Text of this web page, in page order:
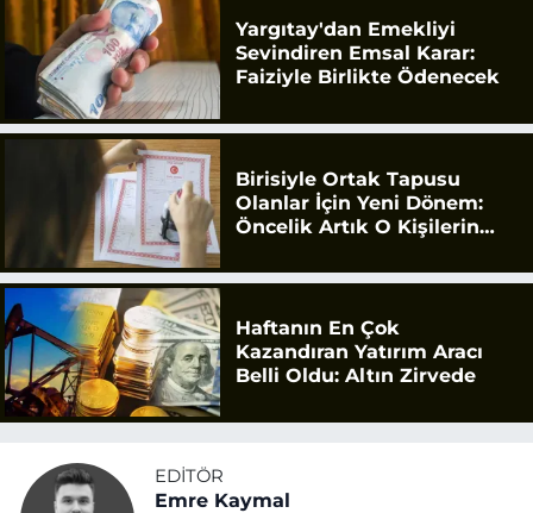
Yargıtay'dan Emekliyi
Sevindiren Emsal Karar:
Faiziyle Birlikte Ödenecek
Birisiyle Ortak Tapusu
Olanlar İçin Yeni Dönem:
Öncelik Artık O Kişilerin
Haftanın En Çok
Kazandıran Yatırım Aracı
Belli Oldu: Altın Zirvede
EDITÖR
Emre Kaymal